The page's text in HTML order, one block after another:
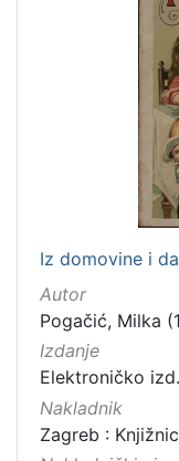
Iz domovine i
Autor
Pogačić, Milka
Izdanje
Elektroničko
Nakladnik
Zagreb :